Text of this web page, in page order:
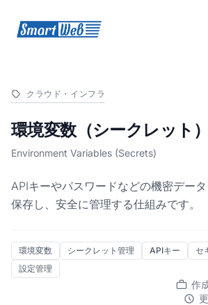
SmartWeb
クラウド・インフラ
環境変数（シークレット）
Environment Variables (Secrets)
APIキーやパスワードなどの機密デー
保存し、安全に管理する仕組みです。
環境変数 シークレット管理 APIキー
セ
設定管理
作